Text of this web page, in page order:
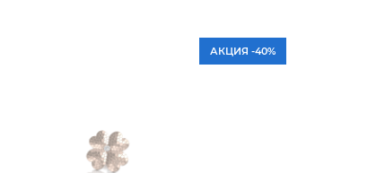
АКЦИЯ -40%